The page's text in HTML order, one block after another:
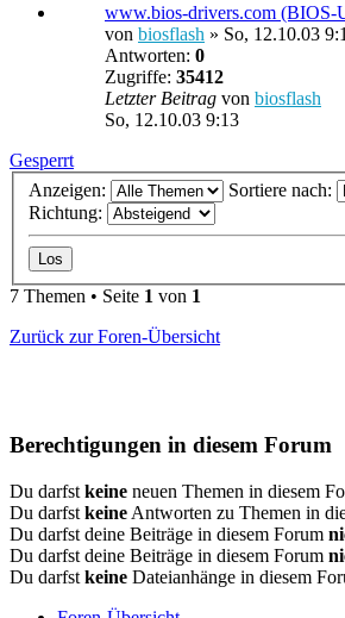
www.bios-drivers.com (BIOS-
von biosflash » So, 12.10.03
Antworten: 0
Zugriffe: 35412
Letzter Beitrag von biosflash
So, 12.10.03 9:13
Gesperrt
Anzeigen:
Sortiere nach:
Richtung:
7 Themen • Seite 1 von 1
Zurück zur Foren-Übersicht
Berechtigungen in diesem Forum
Du darfst keine neuen Themen in diesem
Du darfst keine Antworten zu Themen in
Du darfst deine Beiträge in diesem Forum
Du darfst deine Beiträge in diesem Forum
Du darfst keine Dateianhänge in diesem